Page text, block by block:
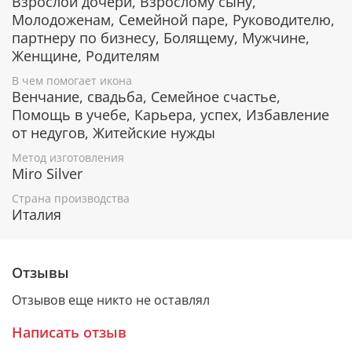
наиболее ценных пород лиственных деревьв.
Дерево окуме и ореховое дерево отличаются
благородным цветом и фактурой.
Защита от царапин и потери блеска
Серебряный слой на поверхность иконы наносится
по PVD технологии, которая обеспечивает
отсутствие примесей в серебре. Такое покрытие
обладает особой стойкостью к внешнему
блеск в течение многих лет, устойчиво к коррозии и
царапинам.
Дополнительную защиту дает прозрачный лак,
икону от царапин и потери блеска.
Молодоженам, Семейной паре, Руководителю,
партнеру по бизнесу, Болящему, Мужчине,
Женщине, Родителям
В чем помогает икона
Венчание, свадьба, Семейное счастье,
Помощь в учебе, Карьера, успех, Избавление
от недугов, Житейские нужды
Метод изготовления
Miro Silver
Страна производства
Италия
Отзывы
Отзывов еще никто не оставлял
Написать отзыв